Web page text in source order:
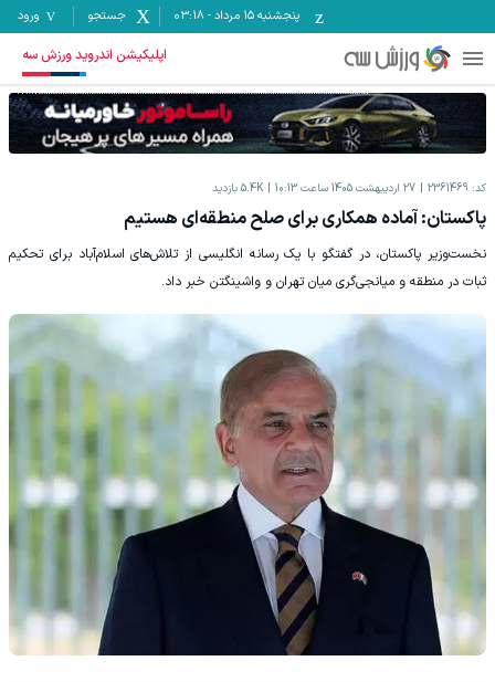
پنجشنبه ۱۵ مرداد -
03:18 جستجو ورود
اپلیکیشن اندروید ورزش سه
کد: 2361469 27 اردیبهشت 1405 ساعت 10:13 5.4K بازدید
پاکستان: آماده همکاری برای صلح منطقه‌ای هستیم
نخست‌وزیر پاکستان، در گفتگو با یک رسانه انگلیسی از تلاش‌های اسلام‌آباد برای تحکیم
ثبات در منطقه و میانجی‌گری میان تهران و واشینگتن خبر داد.